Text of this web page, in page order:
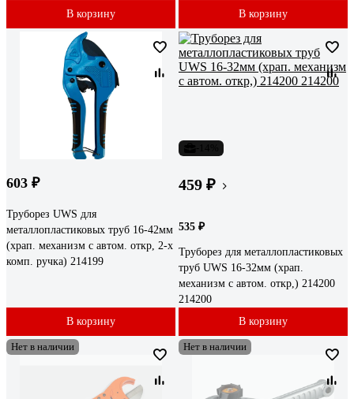
В корзину В корзину
603 ₽
Труборез UWS для
металлопластиковых труб 16-42мм
(храп. механизм с автом. откр, 2-х
комп. ручка) 214199
В корзину
459 ₽
535 ₽
Труборез для металлопластиковых
труб UWS 16-32мм (храп.
механизм с автом. откр,) 214200
214200
В корзину
Нет в наличии Нет в наличии